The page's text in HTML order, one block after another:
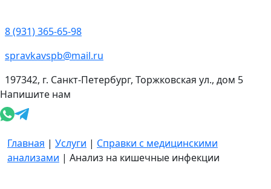
8 (931) 365-65-98
spravkavspb@mail.ru
197342, г. Санкт-Петербург, Торжковская ул., дом 5
Напишите нам
Главная | Услуги | Справки с медицинскими
анализами | Анализ на кишечные инфекции